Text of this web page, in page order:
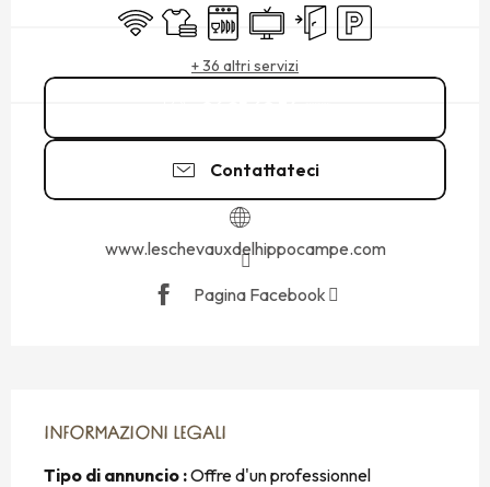
Wi-Fi Lenzuola e biancheria
Lavastoviglie
TelevisioneIngresso indipendente
Parcheggio
+ 36 altri servizi
Contattateci
www.leschevauxdelhippocampe.com
Pagina Facebook
INFORMAZIONI LEGALI
INFORMAZIONI LEGALI
Tipo di annuncio :Offre d'un professionnel